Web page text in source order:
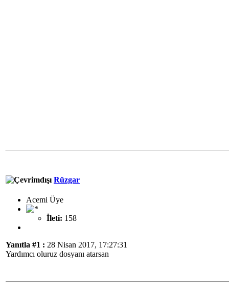
Rüzgar
Acemi Üye
İleti: 158
Yanıtla #1 : 28 Nisan 2017, 17:27:31
Yardımcı oluruz dosyanı atarsan